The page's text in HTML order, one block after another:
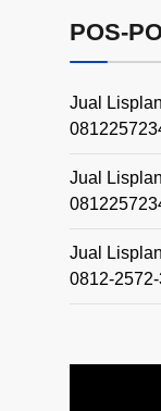
POS-
Jual
Jual
Jual
0812-